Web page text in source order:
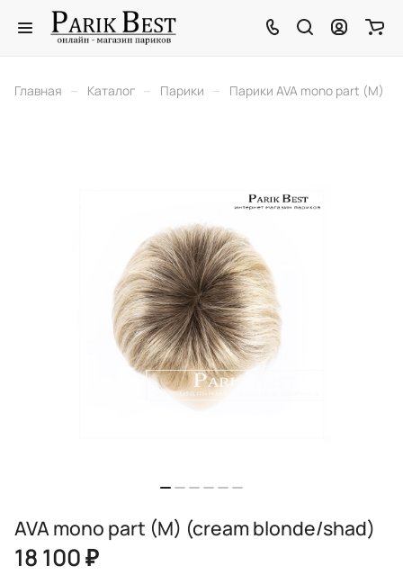
Главная – Каталог – Парики – Парики AVA mono part (M)
AVA mono part (M) (cream blonde/shad)
18 100 ₽